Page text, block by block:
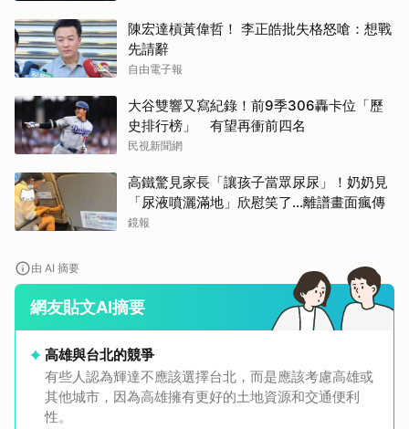
陳宏達槓黃偉哲！ 李正皓批失格怒嗆：想戰
先請辭
自由電子報
大谷雙響又寫紀錄！前9季306轟卡位「歷
史排行榜」 有望再衝前四名
民視新聞網
高鐵驚見家長「讓孩子當眾尿尿」！奶奶見
「尿液噴灑滿地」欣慰笑了…離譜畫面瘋傳
鏡報
由 AI 摘要
網友貼文AI摘要
高雄與台北的競爭
有些人認為輝達不應該選擇台北，而是應該考慮高雄或
其他城市，因為高雄擁有更好的土地資源和交通便利
性。